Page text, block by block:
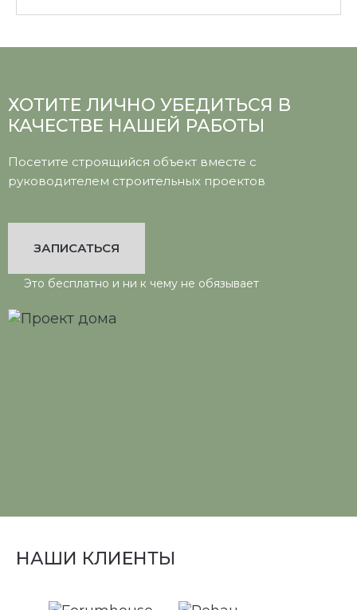
ХОТИТЕ ЛИЧНО УБЕДИТЬСЯ В
КАЧЕСТВЕ НАШЕЙ РАБОТЫ
Посетите строящийся объект вместе с
руководителем строительных проектов
ЗАПИСАТЬСЯ
Это бесплатно и ни к чему не обязывает
НАШИ КЛИЕНТЫ